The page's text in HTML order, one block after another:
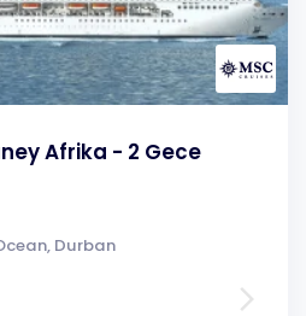
Afrika - 2 Gece
Durban
arrow_forward_ios